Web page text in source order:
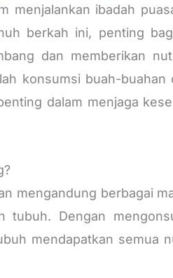
menjalankan ibadah
berkah ini, penting
dan memberikan
konsumsi buah-buahan
dalam menjaga
mengandung berbagai
Dengan
mendapatkan semua